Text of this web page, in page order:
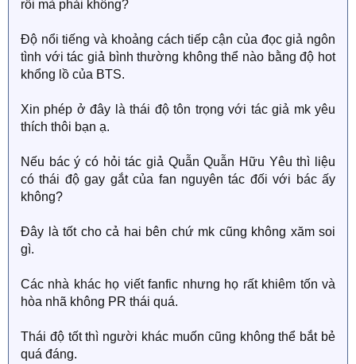
rồi mà phải không?
Độ nổi tiếng và khoảng cách tiếp cận của đọc giả ngôn
tình với tác giả bình thường không thể nào bằng độ hot
khổng lồ của BTS.
Xin phép ở đây là thái độ tôn trọng với tác giả mk yêu
thích thôi bạn ạ.
Nếu bác ý có hỏi tác giả Quẫn Quẫn Hữu Yêu thì liệu
có thái độ gay gắt của fan nguyên tác đối với bác ấy
không?
Đây là tốt cho cả hai bên chứ mk cũng không xăm soi
gì.
Các nhà khác họ viết fanfic nhưng họ rất khiêm tốn và
hòa nhã không PR thái quá.
Thái độ tốt thì người khác muốn cũng không thể bắt bẻ
quá đáng.